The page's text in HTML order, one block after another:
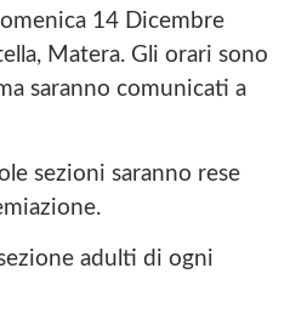
14 Dicembre
Matera. Gli orari sono
saranno comunicati a
sezioni saranno rese
adulti di ogni